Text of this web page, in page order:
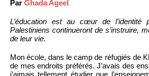
Par Ghada Ageel
L’éducation est au cœur de l’identité
Palestiniens continueront de s’instruire,
de leur vie.
Mon école, dans le camp de réfugiés de
de mes endroits préférés. J’avais des
j’aimais tellement étudier que